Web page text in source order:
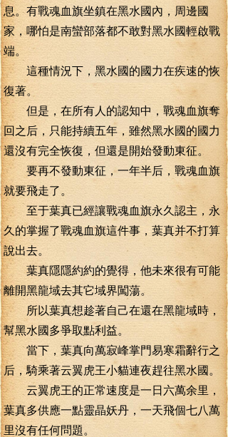
息。有戰魂血旗坐鎮在黑水國內，周邊國
家，哪怕是南蠻部落都不敢對黑水國輕啟戰
端。
這種情況下，黑水國的國力在疾速的恢
復著。
但是，在所有人的認知中，戰魂血旗奪
回之后，只能持續五年，雖然黑水國的國力
還沒有完全恢復，但還是開始發動東征。
要再不發動東征，一年半后，戰魂血旗
就要飛走了。
至于葉真已經讓戰魂血旗永久認主，永
久的掌握了戰魂血旗這件事，葉真并不打算
說出去。
葉真隱隱約約的覺得，他未來很有可能
離開黑龍域去其它域界闖蕩。
所以葉真想趁著自己在還在黑龍域時，
幫黑水國多爭取點利益。
當下，葉真向萬寂峰掌門易寒霜辭行之
后，騎乘著云翼虎王小貓連夜趕往黑水國。
云翼虎王的正常速度是一日六萬余里，
葉真多供應一點靈晶妖丹，一天飛個七八萬
里沒有任何問題。